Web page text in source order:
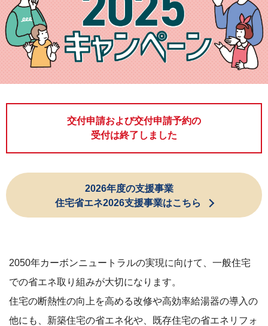
交付申請および交付申請予約の
受付は終了しました
2026年度の支援事業
住宅省エネ2026支援事業はこちら
2050年カーボンニュートラルの実現に向けて、一般住宅
での省エネ取り組みが大切になります。
住宅の断熱性の向上を高める改修や高効率給湯器の導入の
他にも、 新築住宅の省エネ化や、既存住宅の省エネリフォ